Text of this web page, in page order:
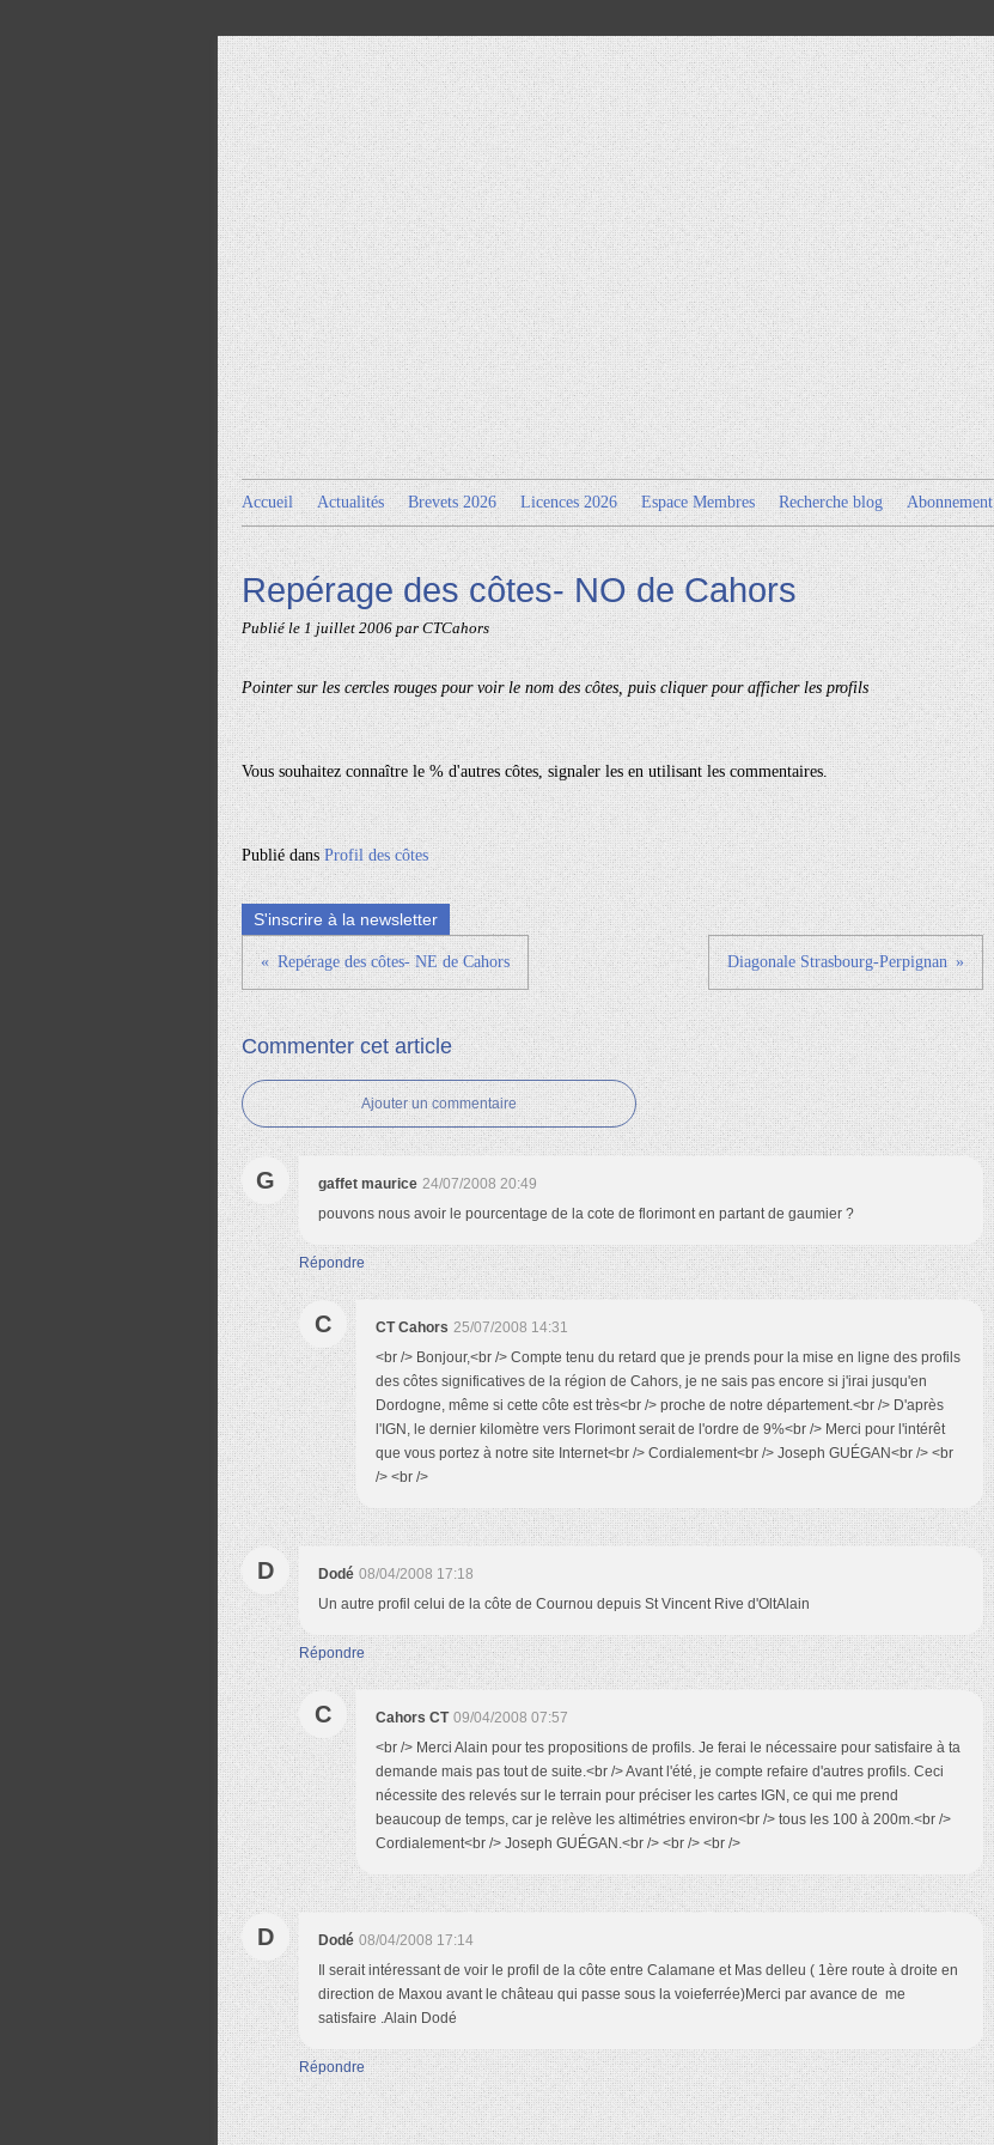
Accueil Actualités Brevets 2026 Licences 2026 Espace Membres Recherche blog Abonnement
Repérage des côtes- NO de Cahors
Publié le1 juillet 2006par CTCahors
Pointer sur les cercles rouges pour voir le nom des côtes, puis cliquer pour afficher les profils
Vous souhaitez connaître le % d'autres côtes, signaler les en utilisant les commentaires.
Publié dans Profil des côtes
S'inscrire à la newsletter
Repérage des côtes- NE de Cahors Diagonale Strasbourg-Perpignan
Commenter cet article
Ajouter un commentaire
G gaffet maurice 24/07/2008 20:49
pouvons nous avoir le pourcentage de la cote de florimont en partant de gaumier ?
Répondre
C CT Cahors 25/07/2008 14:31
<br /> Bonjour,<br /> Compte tenu du retard que je prends pour la mise en ligne des profils
des côtes significatives de la région de Cahors, je ne sais pas encore si j'irai jusqu'en
Dordogne, même si cette côte est très<br /> proche de notre département.<br /> D'après
l'IGN, le dernier kilomètre vers Florimont serait de l'ordre de 9%<br /> Merci pour l'intérêt
que vous portez à notre site Internet<br /> Cordialement<br /> Joseph GUÉGAN<br /> <br
/> <br />
D Dodé 08/04/2008 17:18
Un autre profil celui de la côte de Cournou depuis St Vincent Rive d'OltAlain
Répondre
C Cahors CT 09/04/2008 07:57
<br /> Merci Alain pour tes propositions de profils. Je ferai le nécessaire pour satisfaire à ta
demande mais pas tout de suite.<br /> Avant l'été, je compte refaire d'autres profils. Ceci
nécessite des relevés sur le terrain pour préciser les cartes IGN, ce qui me prend
beaucoup de temps, car je relève les altimétries environ<br /> tous les 100 à 200m.<br />
Cordialement<br /> Joseph GUÉGAN.<br /> <br /> <br />
D Dodé 08/04/2008 17:14
Il serait intéressant de voir le profil de la côte entre Calamane et Mas delleu ( 1ère route à droite en
direction de Maxou avant le château qui passe sous la voieferrée)Merci par avance de me
satisfaire .Alain Dodé
Répondre